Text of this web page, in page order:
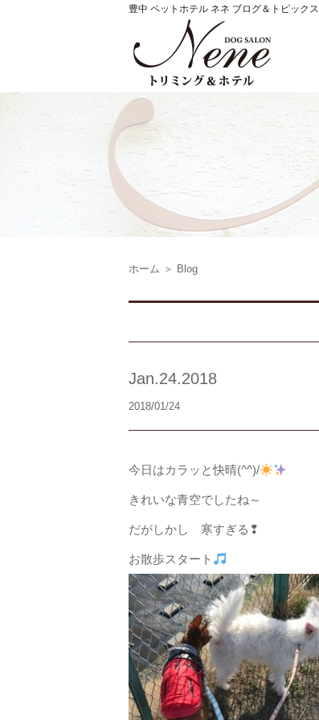
豊中 ペットホテル ネネ ブログ＆トピックス
ホーム ＞ Blog
Jan.24.2018
2018/01/24
今日はカラッと快晴(^^)/
きれいな青空でしたね～
だがしかし 寒すぎる❢
お散歩スタート